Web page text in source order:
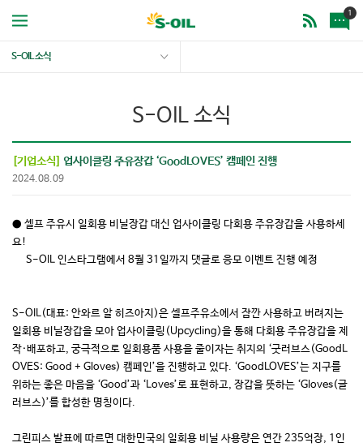
1
S-OIL 소식
S-OIL 소식
[기업소식] 업사이클링 주유장갑 ‘GoodLOVES’ 캠페인 진행
2024.08.09
● 셀프 주유시 일회용 비닐장갑 대신 업사이클링 다회용 주유장갑을 사용하세
요!
­ S-OIL 인스타그램에서 8월 31일까지 댓글로 응모 이벤트 진행 예정
S-OIL(대표: 안와르 알 히즈아지)은 셀프주유소에서 잠깐 사용하고 버려지는
일회용 비닐장갑을 모아 업사이클링(Upcycling)을 통해 다회용 주유장갑을 제
작·배포하고, 궁극적으로 일회용품 사용을 줄이자는 취지의 ‘굿러브스(GoodL
OVES: Good + Gloves) 캠페인’을 진행하고 있다. ‘GoodLOVES’는 지구를
위하는 좋은 마음을 ‘Good’과 ‘Loves’로 표현하고, 장갑을 뜻하는 ‘Gloves(글
러브스)’를 합성한 명칭이다.
그린피스 발표에 따르면 대한민국의 일회용 비닐 사용량은 연간 235억장, 1인